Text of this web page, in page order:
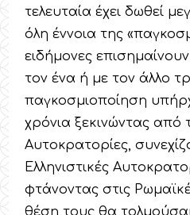
τελευταία έχει δωθεί
όλη έννοια της
ειδήμονες
τον ένα ή με τον άλλο
παγκοσμιοποίηση
χρόνια ξεκινώντας από
Αυτοκρατορίες,
Ελληνιστικές
φτάνοντας στις
θέση τους θα